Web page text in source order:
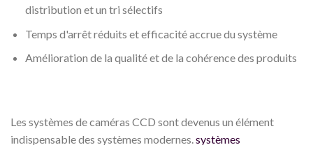
distribution et un tri sélectifs
Temps d'arrêt réduits et efficacité accrue du système
Amélioration de la qualité et de la cohérence des produits
Les systèmes de caméras CCD sont devenus un élément
indispensable des systèmes modernes.systèmes